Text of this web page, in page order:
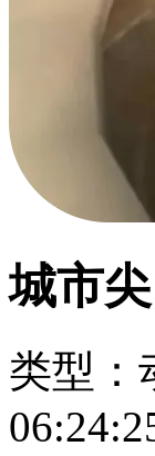
城市
类型：